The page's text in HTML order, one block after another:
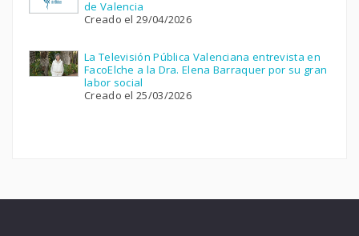
de Valencia
Creado el 29/04/2026
La Televisión Pública Valenciana entrevista en
FacoElche a la Dra. Elena Barraquer por su gran
labor social
Creado el 25/03/2026